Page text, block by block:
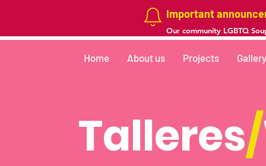
Important
Our community LGBTQ
Home About us Projects Gallery
Talleres/